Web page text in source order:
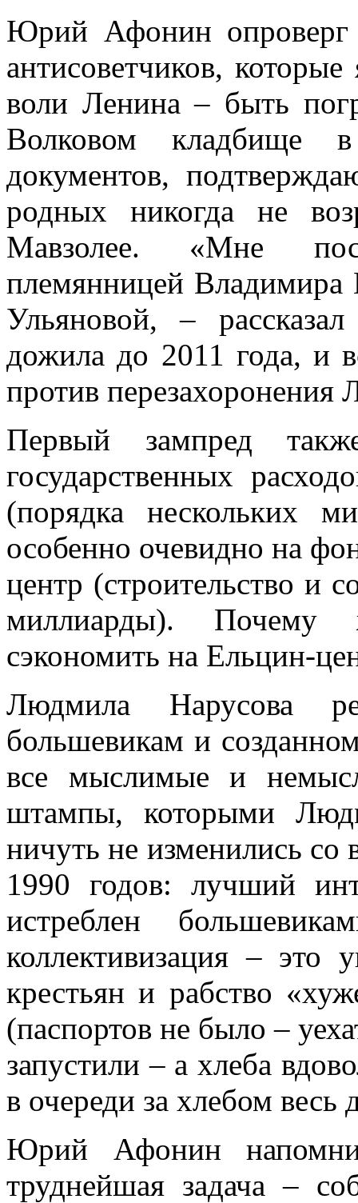
Юрий Афонин опроверг
антисоветчиков,
воли Ленина – быть
Волковом кладбище
документов,
родных никогда не
Мавзолее. «Мне
племянницей
Ульяновой, –
дожила до 2011 года, и
против перезахоронения
Первый зампред
государственных
(порядка нескольких
особенно очевидно на
центр (строительство и
миллиарды).
сэкономить на Ельцин-
Людмила Нарусова
большевикам и
все мыслимые и
штампы, которыми
ничуть не изменились
1990 годов: лучший
истреблен
коллективизация – это
крестьян и рабство
(паспортов не было –
запустили – а хлеба
в очереди за хлебом весь
Юрий Афонин
труднейшая задача –